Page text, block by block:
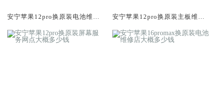
安宁苹果12pro换原装电池维修
安宁苹果12pro换原装主板维修